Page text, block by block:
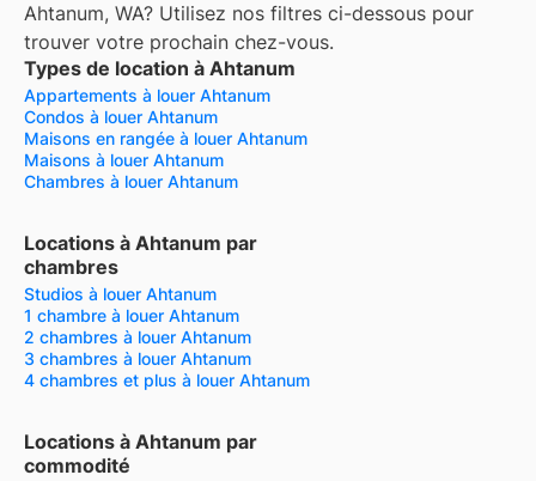
Ahtanum, WA? Utilisez nos filtres ci-dessous pour
trouver votre prochain chez-vous.
Types de location à Ahtanum
Appartements à louer Ahtanum
Condos à louer Ahtanum
Maisons en rangée à louer Ahtanum
Maisons à louer Ahtanum
Chambres à louer Ahtanum
Locations à Ahtanum par
chambres
Studios à louer Ahtanum
1 chambre à louer Ahtanum
2 chambres à louer Ahtanum
3 chambres à louer Ahtanum
4 chambres et plus à louer Ahtanum
Locations à Ahtanum par
commodité